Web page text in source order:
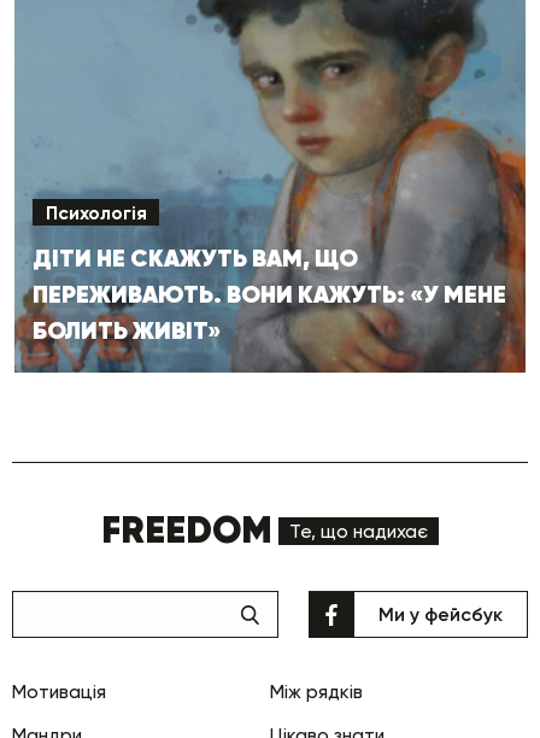
Психологія
ДІТИ НЕ СКАЖУТЬ ВАМ, ЩО
ПЕРЕЖИВАЮТЬ. ВОНИ КАЖУТЬ: «У МЕНЕ
БОЛИТЬ ЖИВІТ»
FREEDOM Те, що надихає
Мотивація
Між рядків
Ми у фейсбук